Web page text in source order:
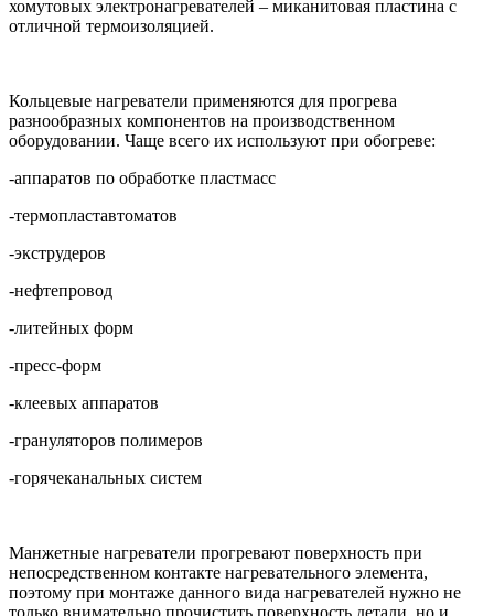
хомутовых электронагревателей – миканитовая пластина с
отличной термоизоляцией.
Кольцевые нагреватели применяются для прогрева
разнообразных компонентов на производственном
оборудовании. Чаще всего их используют при обогреве:
-аппаратов по обработке пластмасс
-термопластавтоматов
-экструдеров
-нефтепровод
-литейных форм
-пресс-форм
-клеевых аппаратов
-грануляторов полимеров
-горячеканальных систем
Манжетные нагреватели прогревают поверхность при
непосредственном контакте нагревательного элемента,
поэтому при монтаже данного вида нагревателей нужно не
только внимательно прочистить поверхность детали, но и